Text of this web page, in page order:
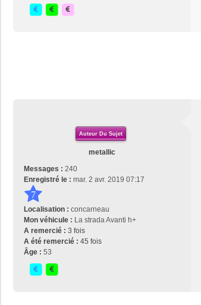
Auteur Du Sujet
metallic
Messages : 240
Enregistré le : mar. 2 avr. 2019 07:17
7
Localisation : concarneau
Mon véhicule : La strada Avanti h+
A remercié : 3 fois
A été remercié : 45 fois
Âge : 53